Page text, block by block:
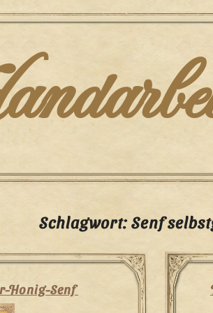
Schlagwort:Senf
Honig-Senf